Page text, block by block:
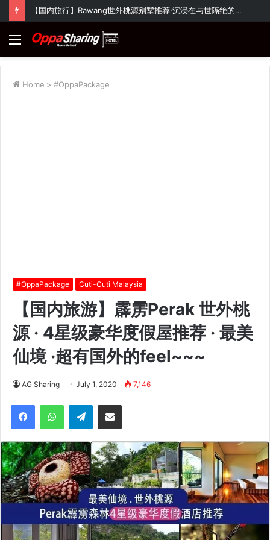
【国内旅行】Rawang世外桃源别墅推荐·沉浸在与世隔绝的大自然氛围~
Menu
Home > #OppaPackage
#OppaPackage Cuti-Cuti Malaysia
【国内旅游】霹雳Perak 世外桃
源 · 4星级豪华度假屋推荐 · 最美
仙境 ·超有国外的feel~~~
AG Sharing July 1, 2020 7,146
FacebookWhatsAppTelegramShare via Email